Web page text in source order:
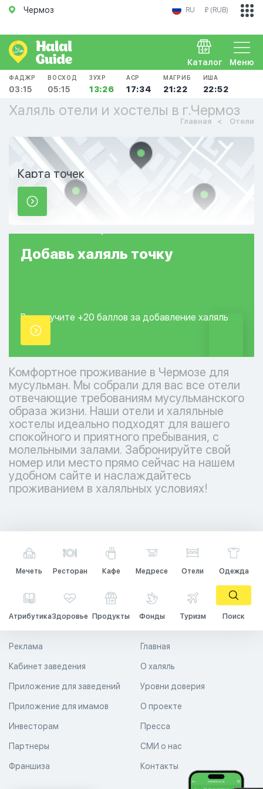
Чермоз RU ₽ (RUB)
Меню
Каталог
ФАДЖР
03:15
ВОСХОД
05:15
ЗУХР
13:26
АСР
17:34
МАГРИБ
21:22
ИША
22:52
Халяль отели и хостелы в г.Чермоз
Главная Отели
Карта точек
Добавь халяль точку
Вы получите +20 баллов за добавление халяль
точки.
Комфортное проживание в Чермозе для
мусульман. Мы собрали для вас все отели
отвечающие требованиям мусульманского
образа жизни. Наши отели и халяльные
хостелы идеально подходят для вашего
спокойного и приятного пребывания, с
молельными залами. Забронируйте свой
номер или место прямо сейчас на нашем
удобном сайте и наслаждайтесь
проживанием в халяльных условиях!
Мечеть Ресторан Кафе Медресе Отели Одежда
АтрибутикаЗдоровье Продукты Фонды Туризм Поиск
Главная
О халяль
Уровни доверия
Реклама
Кабинет заведения
Приложение для заведений
Приложение для имамов О проекте
Пресса
СМИ о нас
Контакты
Инвесторам
Партнеры
Франшиза